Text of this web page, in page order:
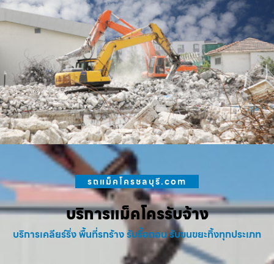
รถแม็คโครชลบุรี.com
บริการแม็คโครรับจ้าง
บริการเคลียร์ริ่ง พื้นที่รกร้าง รับรื้อถอน รับขนขยะทิ้งทุกประเภท